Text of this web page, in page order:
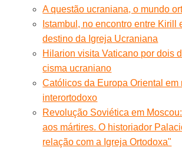
A questão ucraniana, o mundo
Istambul, no encontro entre Kirill
destino da Igreja Ucraniana
Hilarion visita Vaticano por dois
cisma ucraniano
Católicos da Europa Oriental em
interortodoxo
Revolução Soviética em
aos mártires. O historiador
relação com a Igreja Ortodoxa"